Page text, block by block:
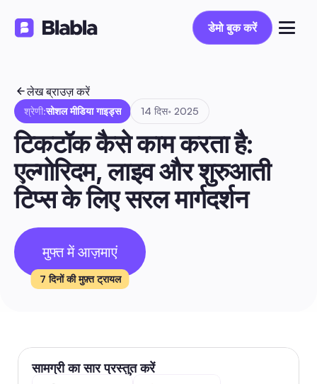
डेमो बुक करें
डेमो बुक करें
लेख ब्राउज़ करें
श्रेणी:सोशल मीडिया गाइड्स 14 दिस॰ 2025
टिकटॉक कैसे काम करता है:
एल्गोरिदम, लाइव और शुरुआती
टिप्स के लिए सरल मार्गदर्शन
मुफ्त में आज़माएं
7 दिनों की मुफ़्त ट्रायल
सामग्री का सार प्रस्तुत करें